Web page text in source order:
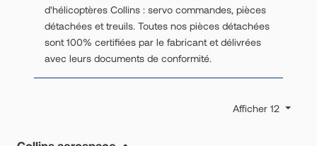
d'hélicoptères Collins : servo commandes, pièces
détachées et treuils. Toutes nos pièces détachées
sont 100% certifiées par le fabricant et délivrées
avec leurs documents de conformité.
Afficher 12